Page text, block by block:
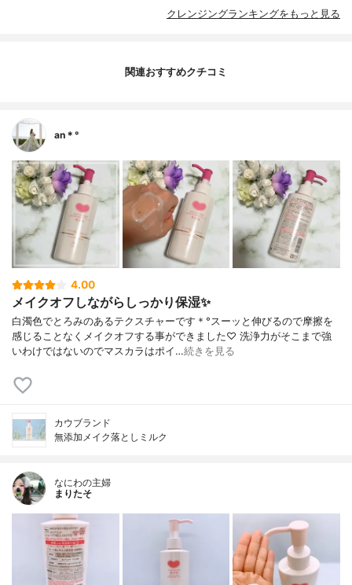
クレンジングランキングをもっと見る
関連おすすめクチコミ
an＊°
4.00
メイクオフしながらしっかり保湿✨
白濁色でとろみのあるテクスチャーです＊°スーッと伸びるので摩擦を
感じることなくメイクオフする事ができました♡ 洗浄力がそこまで強
いわけではないのでマスカラはポイ…続きを見る
カウブランド
無添加メイク落としミルク
なにわの主婦
まりたそ